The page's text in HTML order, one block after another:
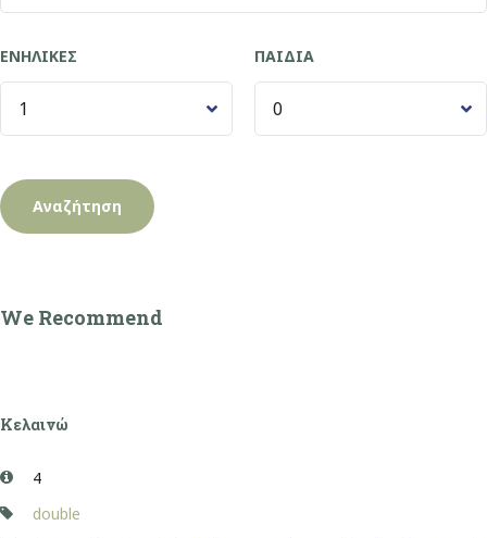
ΕΝΉΛΙΚΕΣ ΠΑΙΔΙΆ
We Recommend
Κελαινώ
4
double